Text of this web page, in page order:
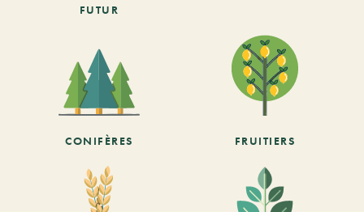
FUTUR
CONIFÈRES FRUITIERS